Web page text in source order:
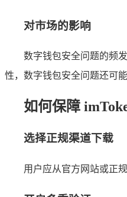
对市场的影响
数字钱包安全问题的频
性，数字钱包安全问题还可
如何保障
选择正规渠道下载
用户应从官方网站或正